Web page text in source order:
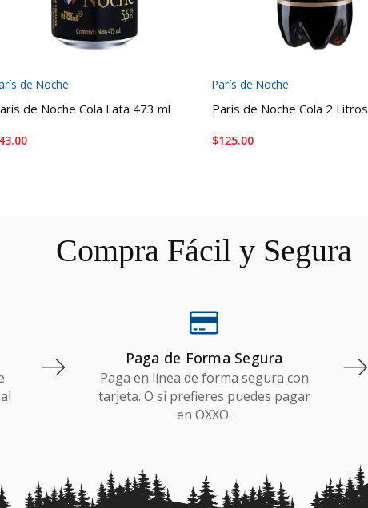
de Noche
de Noche Cola Lata 473 ml
43.00
París de Noche
París de Noche Cola 2 Litros
$125.00
Compra Fácil y Segura
Paga de Forma Segura
Paga en línea de forma segura con
tarjeta. O si prefieres puedes pagar
en OXXO.